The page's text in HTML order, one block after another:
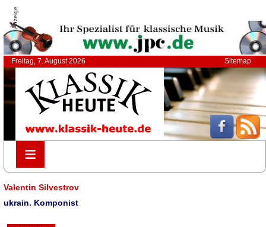
Anzeige
Freitag, 7. August 2026 Sitemap
≡
≡
Valentin Silvestrov
ukrain. Komponist